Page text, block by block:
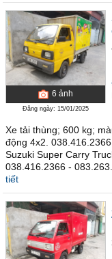
6 ảnh
Đăng ngày: 15/01/2025
Xe tải thùng; 600 kg;
động 4x2.
Suzuki Super Carry
038.416.2366 -
tiết